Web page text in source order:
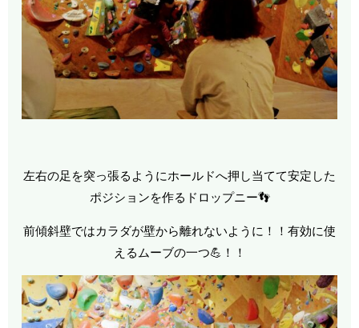
左右の足を突っ張るようにホールドへ押し当てて安定した
ポジションを作るドロップニー👣
前傾斜壁ではカラダが壁から離れないように！！有効に使
えるムーブの一つ💪！！